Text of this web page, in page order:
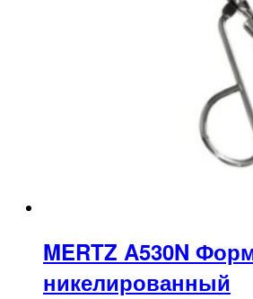
MERTZ A530N
никелированный